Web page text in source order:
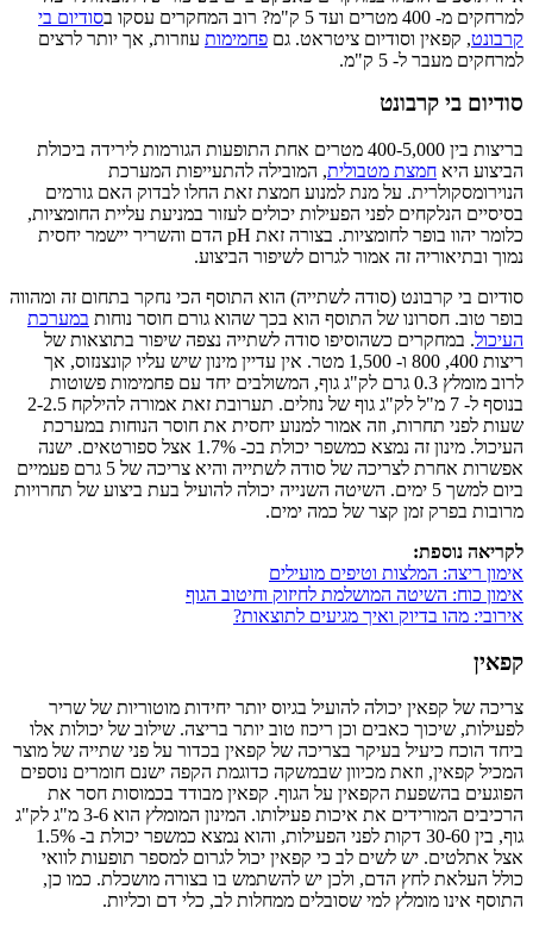
למרחקים מ- 400 מטרים ועד 5 ק"מ? רוב המחקרים עסקו ב
סודיום בי
קרבונט, קפאין וסודיום ציטראט. גם פחמימות עוזרות, אך יותר לרצים
למרחקים מעבר ל- 5 ק"מ.
סודיום בי קרבונט
בריצות בין 400-5,000 מטרים אחת התופעות הגורמות לירידה ביכולת
הביצוע היא חמצת מטבולית, המובילה להתעייפות המערכת
הנוירומסקולרית. על מנת למנוע חמצת זאת החלו לבדוק האם גורמים
בסיסיים הנלקחים לפני הפעילות יכולים לעזור במניעת עליית החומציות,
כלומר יהוו בופר לחומציות. בצורה זאת pH הדם והשריר יישמר יחסית
נמוך ובתיאוריה זה אמור לגרום לשיפור הביצוע.
סודיום בי קרבונט (סודה לשתייה) הוא התוסף הכי נחקר בתחום זה ומהווה
בופר טוב. חסרונו של התוסף הוא בכך שהוא גורם חוסר נוחות במערכת
העיכול. במחקרים כשהוסיפו סודה לשתייה נצפה שיפור בתוצאות של
ריצות 400, 800 ו- 1,500 מטר. אין עדיין מינון שיש עליו קונצנזוס, אך
לרוב מומלץ 0.3 גרם לק"ג גוף, המשולבים יחד עם פחמימות פשוטות
בנוסף ל- 7 מ"ל לק"ג גוף של נוזלים. תערובת זאת אמורה להילקח 2-2.5
שעות לפני תחרות, וזה אמור למנוע יחסית את חוסר הנוחות במערכת
העיכול. מינון זה נמצא כמשפר יכולת בכ- 1.7% אצל ספורטאים. ישנה
אפשרות אחרת לצריכה של סודה לשתייה והיא צריכה של 5 גרם פעמיים
ביום למשך 5 ימים. השיטה השנייה יכולה להועיל בעת ביצוע של תחרויות
מרובות בפרק זמן קצר של כמה ימים.
לקריאה נוספת:
אימון ריצה: המלצות וטיפים מועילים
אימון כוח: השיטה המושלמת לחיזוק וחיטוב הגוף
אירובי: מהו בדיוק ואיך מגיעים לתוצאות?
קפאין
צריכה של קפאין יכולה להועיל בגיוס יותר יחידות מוטוריות של שריר
לפעילות, שיכוך כאבים וכן ריכוז טוב יותר בריצה. שילוב של יכולות אלו
ביחד הוכח כיעיל בעיקר בצריכה של קפאין בכדור על פני שתייה של מוצר
המכיל קפאין, וזאת מכיוון שבמשקה כדוגמת הקפה ישנם חומרים נוספים
הפוגעים בהשפעת הקפאין על הגוף. קפאין מבודד בכמוסות חסר את
הרכיבים המורידים את איכות פעילותו. המינון המומלץ הוא 3-6 מ"ג לק"ג
גוף, בין 30-60 דקות לפני הפעילות, והוא נמצא כמשפר יכולת ב- 1.5%
אצל אתלטים. יש לשים לב כי קפאין יכול לגרום למספר תופעות לוואי
כולל העלאת לחץ הדם, ולכן יש להשתמש בו בצורה מושכלת. כמו כן,
התוסף אינו מומלץ למי שסובלים ממחלות לב, כלי דם וכליות.